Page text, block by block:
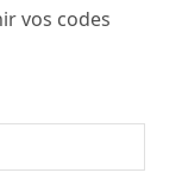
vos codes